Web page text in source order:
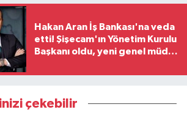
Hakan Aran İş Bankası'na veda
etti! Şişecam'ın Yönetim Kurulu
Başkanı oldu, yeni genel müdür
çekebilir